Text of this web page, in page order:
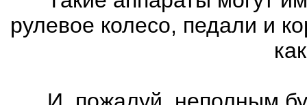
рулевое колесо, педали и